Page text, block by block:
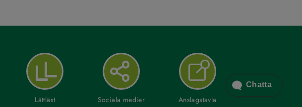
Lättläst Sociala medier Anslagstavla
Chatta